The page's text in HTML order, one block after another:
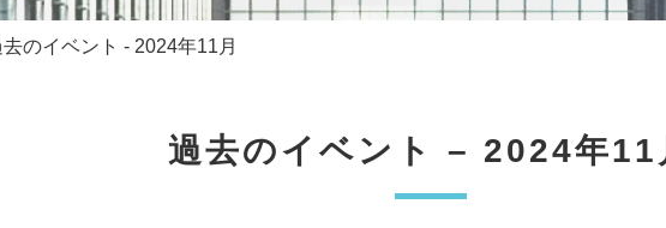
のイベント - 2024年11月
過去のイベント – 2024年11